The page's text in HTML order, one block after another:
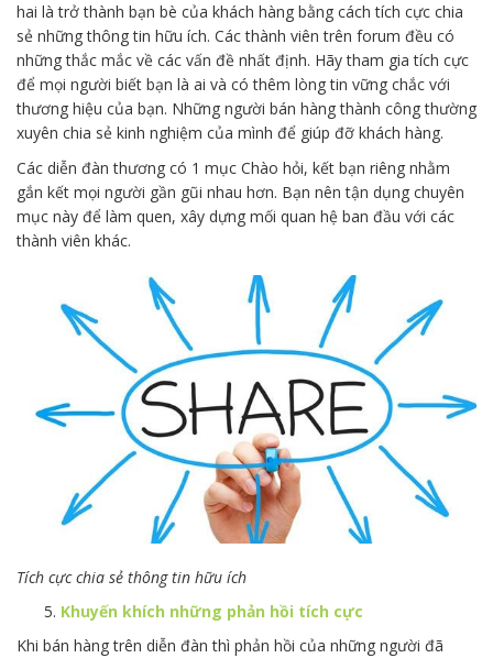
hai là trở thành bạn bè của khách hàng bằng cách tích cực chia
sẻ những thông tin hữu ích. Các thành viên trên forum đều có
những thắc mắc về các vấn đề nhất định. Hãy tham gia tích cực
để mọi người biết bạn là ai và có thêm lòng tin vững chắc với
thương hiệu của bạn. Những người bán hàng thành công thường
xuyên chia sẻ kinh nghiệm của mình để giúp đỡ khách hàng.
Các diễn đàn thương có 1 mục Chào hỏi, kết bạn riêng nhằm
gắn kết mọi người gần gũi nhau hơn. Bạn nên tận dụng chuyên
mục này để làm quen, xây dựng mối quan hệ ban đầu với các
thành viên khác.
Tích cực chia sẻ thông tin hữu ích
Khuyến khích những phản hồi tích cực
Khi bán hàng trên diễn đàn thì phản hồi của những người đã